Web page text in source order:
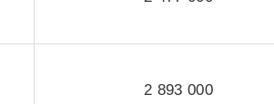
2 893 000